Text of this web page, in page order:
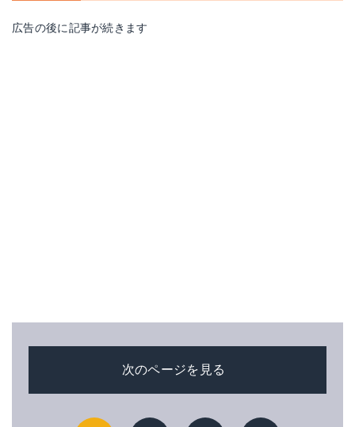
広告の後に記事が続きます
次のページを見る